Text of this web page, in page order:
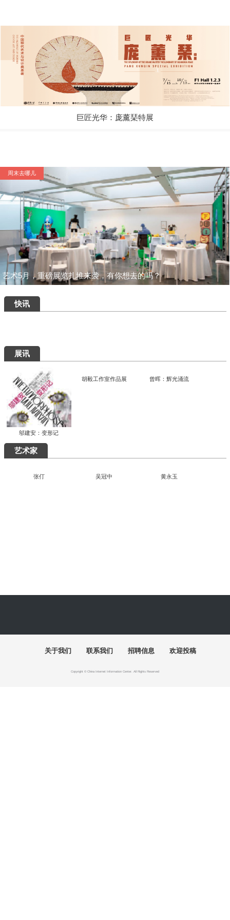
巨匠光华：庞薰琹特展
艺术5月，重磅展览扎堆来袭，有你想去的吗？
周末去哪儿
快讯
展讯
邬建安：变形记
胡毅工作室作品展 曾晖：辉光涌流
艺术家
张仃 吴冠中 黄永玉
关于我们 联系我们 招聘信息 欢迎投稿
Copyright © China Internet Information Center. All Rights Reserved